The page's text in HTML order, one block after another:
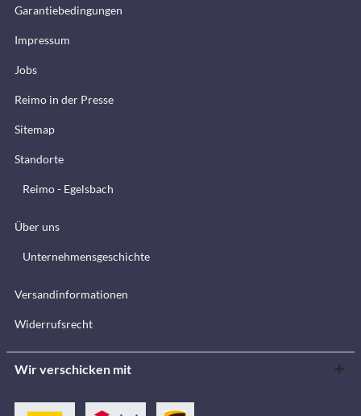
Garantiebedingungen
Impressum
Jobs
Reimo in der Presse
Sitemap
Standorte
Reimo - Egelsbach
Über uns
Unternehmensgeschichte
Versandinformationen
Widerrufsrecht
Wir verschicken mit